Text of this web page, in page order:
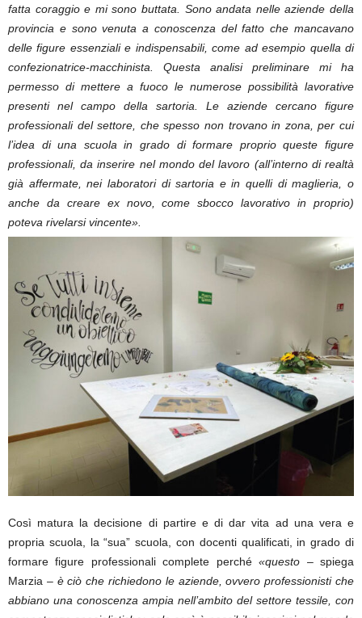
fatta coraggio e mi sono buttata. Sono andata nelle aziende della
provincia e sono venuta a conoscenza del fatto che mancavano
delle figure essenziali e indispensabili, come ad esempio quella di
confezionatrice-macchinista. Questa analisi preliminare mi ha
permesso di mettere a fuoco le numerose possibilità lavorative
presenti nel campo della sartoria. Le aziende cercano figure
professionali del settore, che spesso non trovano in zona, per cui
l’idea di una scuola in grado di formare proprio queste figure
professionali, da inserire nel mondo del lavoro (all’interno di realtà
già affermate, nei laboratori di sartoria e in quelli di maglieria, o
anche da creare ex novo, come sbocco lavorativo in proprio)
poteva rivelarsi vincente».
Così matura la decisione di partire e di dar vita ad una vera e
propria scuola, la “sua” scuola, con docenti qualificati, in grado di
formare figure professionali complete perché«questo – spiega
Marzia –è ciò che richiedono le aziende, ovvero professionisti che
abbiano una conoscenza ampia nell’ambito del settore tessile, con